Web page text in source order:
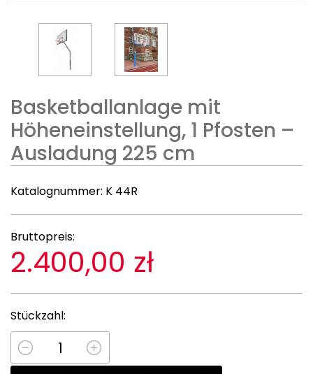
Basketballanlage mit
Höheneinstellung, 1 Pfosten –
Ausladung 225 cm
Katalognummer: K 44R
Bruttopreis:
2.400,00 zł
Stückzahl: